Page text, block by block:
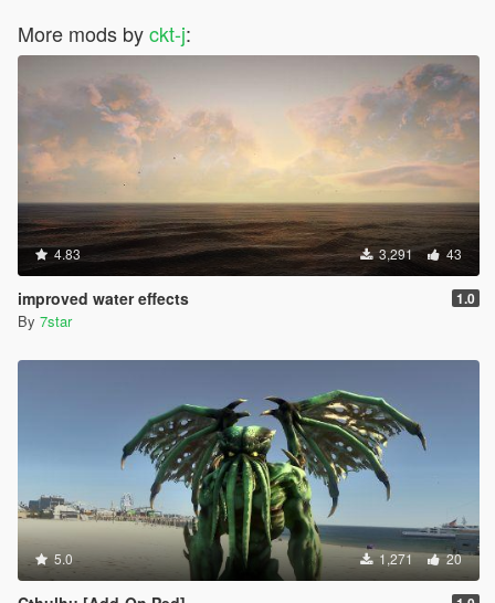
More mods byckt-j:
4.83 3,291 43
improved water effects 1.0
By 7star
5.0 1,271 20